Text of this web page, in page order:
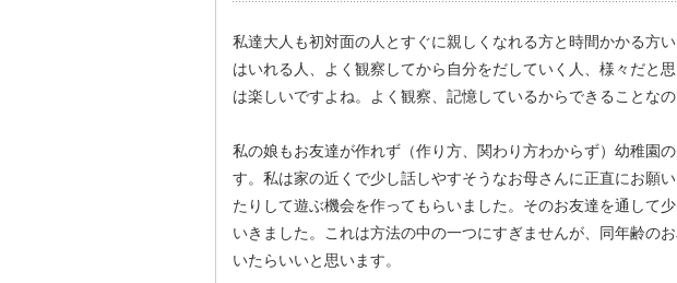
私達大人も初対面の人とすぐに親しくなれる方と時間かかる方
はいれる人、よく観察してから自分をだしていく人、様々だと
は楽しいですよね。よく観察、記憶しているからできることな
私の娘もお友達が作れず（作り方、関わり方わからず）幼稚園
す。私は家の近くで少し話しやすそうなお母さんに正直にお願
たりして遊ぶ機会を作ってもらいました。そのお友達を通して
いきました。これは方法の中の一つにすぎませんが、同年齢の
いたらいいと思います。